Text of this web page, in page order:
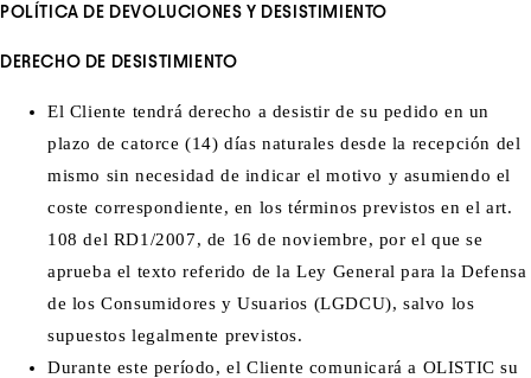
POLÍTICA DE DEVOLUCIONES Y DESISTIMIENTO
DERECHO DE DESISTIMIENTO
El Cliente tendrá derecho a desistir de su pedido en un
plazo de catorce (14) días naturales desde la recepción del
mismo sin necesidad de indicar el motivo y asumiendo el
coste correspondiente, en los términos previstos en el art.
108 del RD1/2007, de 16 de noviembre, por el que se
aprueba el texto referido de la Ley General para la Defensa
de los Consumidores y Usuarios (LGDCU), salvo los
supuestos legalmente previstos.
Durante este período, el Cliente comunicará a OLISTIC su